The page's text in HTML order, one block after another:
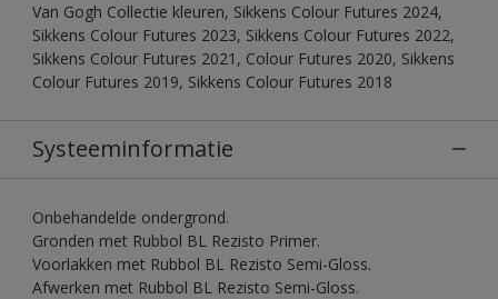
Van Gogh Collectie kleuren, Sikkens Colour Futures 2024,
Sikkens Colour Futures 2023, Sikkens Colour Futures 2022,
Sikkens Colour Futures 2021, Colour Futures 2020, Sikkens
Colour Futures 2019, Sikkens Colour Futures 2018
Systeeminformatie
Onbehandelde ondergrond.
Gronden met Rubbol BL Rezisto Primer.
Voorlakken met Rubbol BL Rezisto Semi-Gloss.
Afwerken met Rubbol BL Rezisto Semi-Gloss.